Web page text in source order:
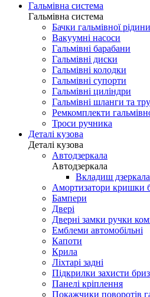
Гальмівна система
Гальмівна система
Бачки гальмівної рідини
Вакуумні насоси
Гальмівні барабани
Гальмівні диски
Гальмівні колодки
Гальмівні супорти
Гальмівні циліндри
Гальмівні шланги та
Ремкомплекти
Троси ручника
Деталі кузова
Деталі кузова
Автодзеркала
Автодзеркала
Вкладиш дзеркала
Амортизатори кришки
Бампери
Двері
Дверні замки ручки
Емблеми автомобільні
Капоти
Крила
Ліхтарі задні
Підкрилки захисти
Панелі кріплення
Покажчики поворотів